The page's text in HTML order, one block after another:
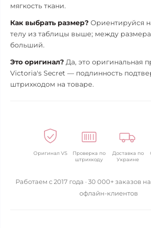
мягкость ткани.
Как выбрать размер? Ориентируйся
телу из таблицы выше; между
больший.
Это оригинал? Да, это оригинальная
Victoria's Secret — подлинность
штрихкодом на товаре.
Оригинал VS
Проверка по
штрихкоду
Доставка по
Украине
Работаем с 2017 года · 30 000+ заказов
офлайн-клиентов